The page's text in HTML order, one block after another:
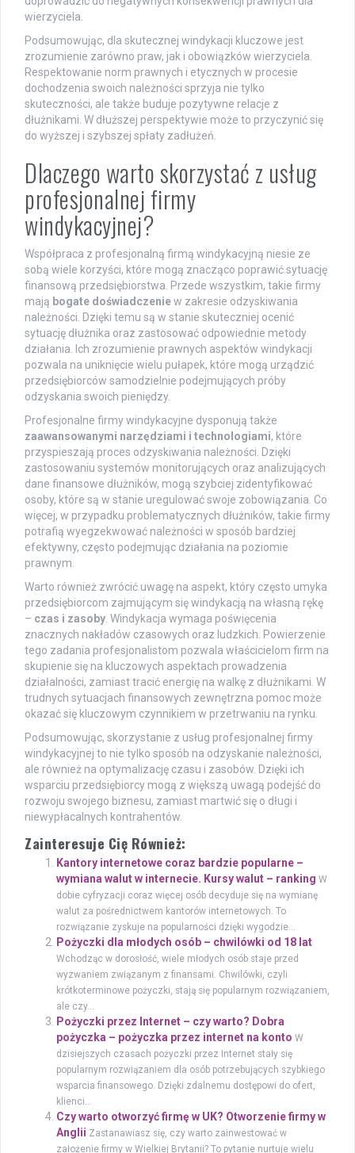
wierzyciela.
Podsumowując, dla skutecznej windykacji kluczowe jest
zrozumienie zarówno praw, jak i obowiązków wierzyciela.
Respektowanie norm prawnych i etycznych w procesie
dochodzenia swoich należności sprzyja nie tylko
skuteczności, ale także buduje pozytywne relacje z
dłużnikami. W dłuższej perspektywie może to przyczynić się
do wyższej i szybszej spłaty zadłużeń.
Dlaczego warto skorzystać z usług
profesjonalnej firmy
windykacyjnej?
Współpraca z profesjonalną firmą windykacyjną niesie ze
sobą wiele korzyści, które mogą znacząco poprawić sytuację
finansową przedsiębiorstwa. Przede wszystkim, takie firmy
mają bogate doświadczeniew zakresie odzyskiwania
należności. Dzięki temu są w stanie skuteczniej ocenić
sytuację dłużnika oraz zastosować odpowiednie metody
działania. Ich zrozumienie prawnych aspektów windykacji
pozwala na uniknięcie wielu pułapek, które mogą urządzić
przedsiębiorców samodzielnie podejmujących próby
odzyskania swoich pieniędzy.
Profesjonalne firmy windykacyjne dysponują także
zaawansowanymi narzędziami i technologiami, które
przyspieszają proces odzyskiwania należności. Dzięki
zastosowaniu systemów monitorujących oraz analizujących
dane finansowe dłużników, mogą szybciej zidentyfikować
osoby, które są w stanie uregulować swoje zobowiązania. Co
więcej, w przypadku problematycznych dłużników, takie firmy
potrafią wyegzekwować należności w sposób bardziej
efektywny, często podejmując działania na poziomie
prawnym.
Warto również zwrócić uwagę na aspekt, który często umyka
przedsiębiorcom zajmującym się windykacją na własną rękę
– czas i zasoby . Windykacja wymaga poświęcenia
znacznych nakładów czasowych oraz ludzkich. Powierzenie
tego zadania profesjonalistom pozwala właścicielom firm na
skupienie się na kluczowych aspektach prowadzenia
działalności, zamiast tracić energię na walkę z dłużnikami. W
trudnych sytuacjach finansowych zewnętrzna pomoc może
okazać się kluczowym czynnikiem w przetrwaniu na rynku.
Podsumowując, skorzystanie z usług profesjonalnej firmy
windykacyjnej to nie tylko sposób na odzyskanie należności,
ale również na optymalizację czasu i zasobów. Dzięki ich
wsparciu przedsiębiorcy mogą z większą uwagą podejść do
rozwoju swojego biznesu, zamiast martwić się o długi i
niewypłacalnych kontrahentów.
Zainteresuje Cię Również:
Kantory internetowe coraz bardzie popularne –
wymiana walut w internecie. Kursy walut – ranking W
dobie cyfryzacji coraz więcej osób decyduje się na wymianę
walut za pośrednictwem kantorów internetowych. To
rozwiązanie zyskuje na popularności dzięki wygodzie...
Pożyczki dla młodych osób – chwilówki od 18 lat
Wchodząc w dorosłość, wiele młodych osób staje przed
wyzwaniem związanym z finansami. Chwilówki, czyli
krótkoterminowe pożyczki, stają się popularnym rozwiązaniem,
ale czy...
Pożyczki przez Internet – czy warto? Dobra
pożyczka – pożyczka przez internet na konto W
dzisiejszych czasach pożyczki przez Internet stały się
popularnym rozwiązaniem dla osób potrzebujących szybkiego
wsparcia finansowego. Dzięki zdalnemu dostępowi do ofert,
klienci...
Czy warto otworzyć firmę w UK? Otworzenie firmy w
Anglii Zastanawiasz się, czy warto zainwestować w
założenie firmy w Wielkiej Brytanii? To pytanie nurtuje wielu